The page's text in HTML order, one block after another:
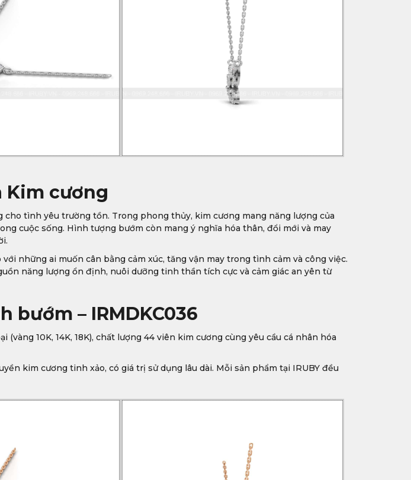
Kim cương
tình yêu trường tồn. Trong phong thủy, kim cương mang năng lượng của
cuộc sống. Hình tượng bướm còn mang ý nghĩa hóa thân, đổi mới và may
những ai muốn cân bằng cảm xúc, tăng vận may trong tình cảm và công việc.
năng lượng ổn định, nuôi dưỡng tinh thần tích cực và cảm giác an yên từ
– IRMDKC036
10K, 14K, 18K), chất lượng 44 viên kim cương cùng yêu cầu cá nhân hóa
kim cương tinh xảo, có giá trị sử dụng lâu dài. Mỗi sản phẩm tại IRUBY đều